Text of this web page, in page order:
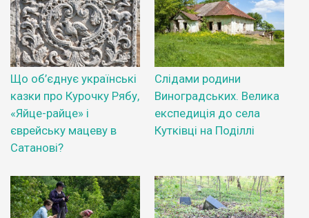
Що об’єднує українські
казки про Курочку Рябу,
«Яйце-райце» і
єврейську мацеву в
Сатанові?
Слідами родини
Виноградських. Велика
експедиція до села
Кутківці на Поділлі